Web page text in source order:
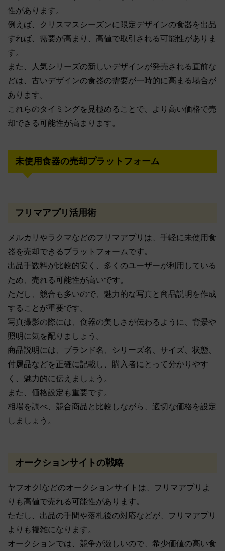
性があります。
例えば、クリスマスシーズンに限定デザインの食器を出品
すれば、需要が高まり、高値で取引される可能性がありま
す。
また、人気シリーズの新しいデザインが発売される直前な
どは、古いデザインの食器の需要が一時的に高まる場合が
あります。
これらのタイミングを見極めることで、より高い価格で売
却できる可能性が高まります。
未使用食器の売却プラットフォーム
フリマアプリ活用術
メルカリやラクマなどのフリマアプリは、手軽に未使用食
器を売却できるプラットフォームです。
出品手数料が比較的安く、多くのユーザーが利用している
ため、売れる可能性が高いです。
ただし、競合も多いので、魅力的な写真と商品説明を作成
することが重要です。
写真撮影の際には、食器の美しさが伝わるように、背景や
照明に気を配りましょう。
商品説明には、ブランド名、シリーズ名、サイズ、状態、
付属品などを正確に記載し、購入者にとって分かりやす
く、魅力的に伝えましょう。
また、価格設定も重要です。
相場を調べ、競合商品と比較しながら、適切な価格を設定
しましょう。
オークションサイトの戦略
ヤフオク!などのオークションサイトは、フリマアプリよ
りも高値で売れる可能性があります。
ただし、出品の手間や落札後の対応などが、フリマアプリ
よりも複雑になります。
オークションでは、競争が激しいので、希少価値の高い食